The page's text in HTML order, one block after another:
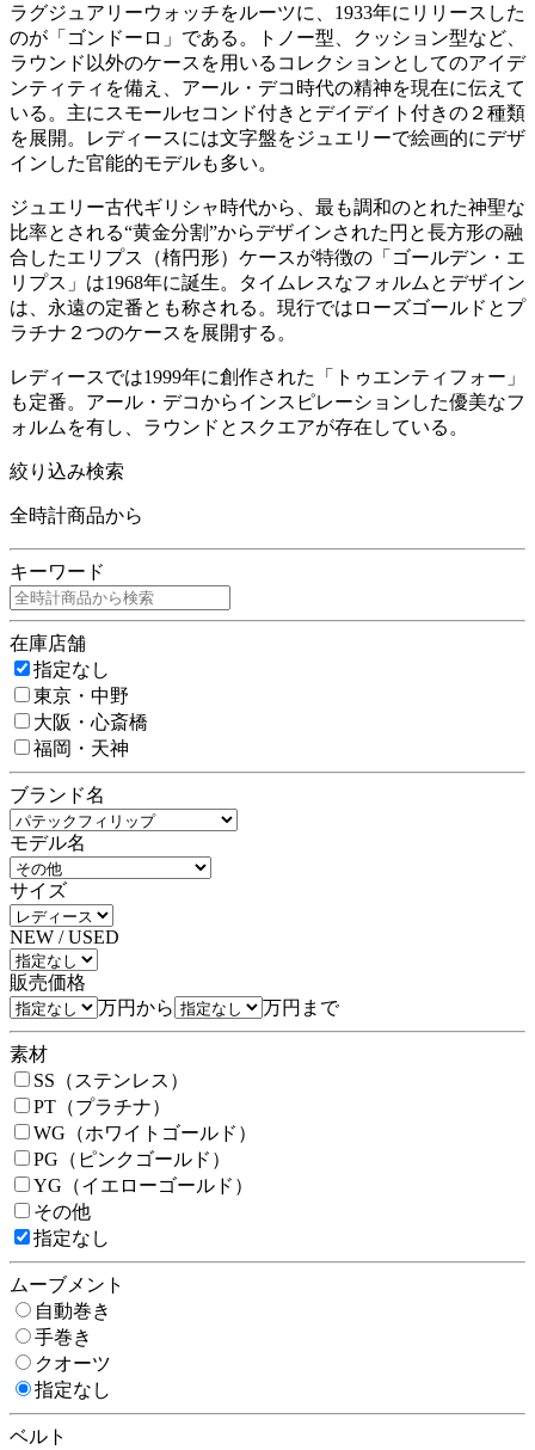
ラグジュアリーウォッチをルーツに、1933年にリリースした
のが「ゴンドーロ」である。トノー型、クッション型など、
ラウンド以外のケースを用いるコレクションとしてのアイデ
ンティティを備え、アール・デコ時代の精神を現在に伝えて
いる。主にスモールセコンド付きとデイデイト付きの２種類
を展開。レディースには文字盤をジュエリーで絵画的にデザ
インした官能的モデルも多い。
ジュエリー古代ギリシャ時代から、最も調和のとれた神聖な
比率とされる“黄金分割”からデザインされた円と長方形の融
合したエリプス（楕円形）ケースが特徴の「ゴールデン・エ
リプス」は1968年に誕生。タイムレスなフォルムとデザイン
は、永遠の定番とも称される。現行ではローズゴールドとプ
ラチナ２つのケースを展開する。
レディースでは1999年に創作された「トゥエンティフォー」
も定番。アール・デコからインスピレーションした優美なフ
ォルムを有し、ラウンドとスクエアが存在している。
絞り込み検索
全時計商品から
キーワード
在庫店舗
指定なし
東京・中野
大阪・心斎橋
福岡・天神
ブランド名
モデル名
サイズ
NEW / USED
販売価格
万円から
万円まで
素材
SS（ステンレス）
PT（プラチナ）
WG（ホワイトゴールド）
PG（ピンクゴールド）
YG（イエローゴールド）
その他
指定なし
ムーブメント
自動巻き
手巻き
クオーツ
指定なし
ベルト